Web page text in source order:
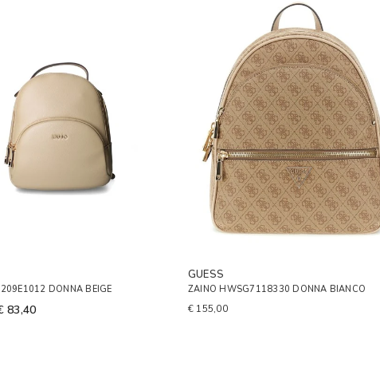
DONNA BEIGE
83,40
GUESS
ZAINO HWSG7118330 DONNA BIANCO
€ 155,00